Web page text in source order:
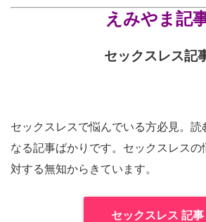
えみやま記
セックスレス記
セックスレスで悩んでいる方必見。読
なる記事ばかりです。セックスレスの
対する無知からきています。
セックスレス 記事